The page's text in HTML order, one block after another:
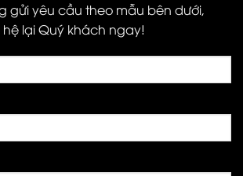
gửi yêu cầu theo mẫu bên dưới,
hệ lại Quý khách ngay!